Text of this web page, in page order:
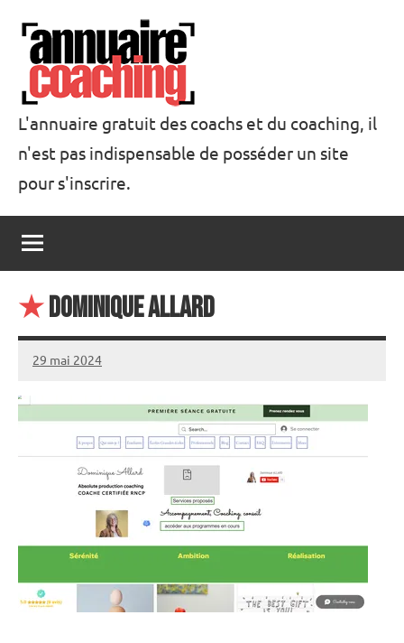
contenu
Annuaire
Coaching
L'annuaire gratuit des coachs et du coaching, il
n'est pas indispensable de posséder un site
pour s'inscrire.
★Dominique ALLARD
29 mai 2024
annuairecoaching